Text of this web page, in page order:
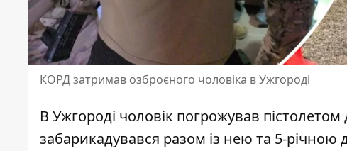
КОРД затримав озброєного чоловіка в Ужгороді
В Ужгороді чоловік погрожував пістолетом
забарикадувався разом із нею та 5-